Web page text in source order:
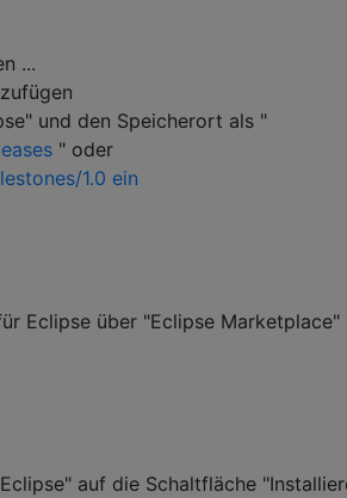
...
und den Speicherort als "
" oder
1.0 ein
Eclipse über "Eclipse Marketplace"
auf die Schaltfläche